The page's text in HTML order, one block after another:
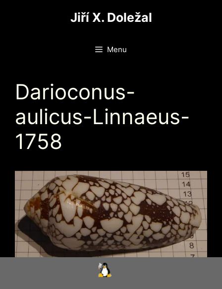
Jiří X. Doležal
Menu
Darioconus-
aulicus-Linnaeus-
1758